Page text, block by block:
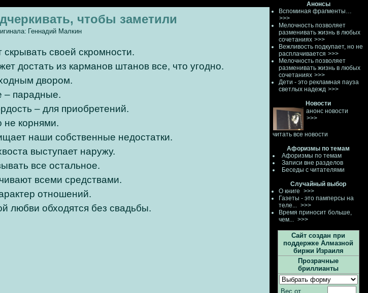
Анонсы
Вспоминая фрагменты…
>>>
Мелочность позволяет
разменивать жизнь в любых
сочетаниях >>>
Вежливость подкупает, но не
расплачивается >>>
Мелочность позволяет
разменивать жизнь в любых
сочетаниях >>>
Дети - это рекламная пауза
светлых надежд >>>
Новости
анонс новости
>>>
читать все новости
Афоризмы по темам
Афоризмы по темам
Записи вне разделов
Беседы с читателями
Случайный выбор
О книге >>>
Газеты - это памперсы на
теле... >>>
Время приносит больше,
чем... >>>
Сайт создан при
поддержке Алмазной
биржи Израиля
Прозрачные
бриллианты
Вес от
чтобы заметили
Геннадий Малкин
скрывать своей скромности.
достать из карманов штанов все, что угодно.
двором.
– парадные.
– для приобретений.
не корнями.
наши собственные недостатки.
выступает наружу.
все остальное.
всеми средствами.
отношений.
любви обходятся без свадьбы.